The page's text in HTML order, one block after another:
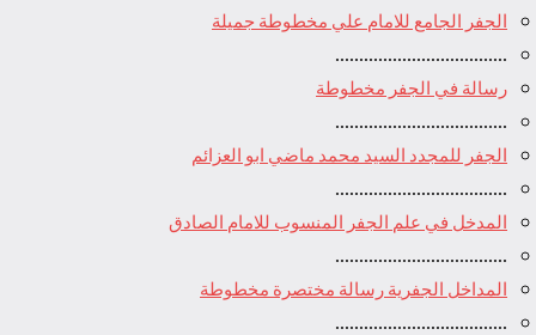
الجفر الجامع للامام علي مخطوطة جميلة
....................................
رسالة في الجفر مخطوطة
....................................
الجفر للمجدد السيد محمد ماضي ابو العزائم
....................................
المدخل في علم الجفر المنسوب للامام الصادق
....................................
المداخل الجفرية رسالة مختصرة مخطوطة
....................................